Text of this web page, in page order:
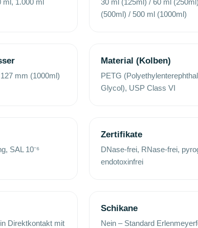
(500ml) / 500 ml (1000ml)
mm (1000ml)
Material (Kolben)
PETG
Glycol), USP Class VI
SAL 10⁻⁶
Zertifikate
DNase-frei, RNase-frei,
endotoxinfrei
Direktkontakt mit
Schikane
Nein – Standard